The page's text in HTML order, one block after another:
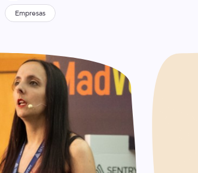
Empresas